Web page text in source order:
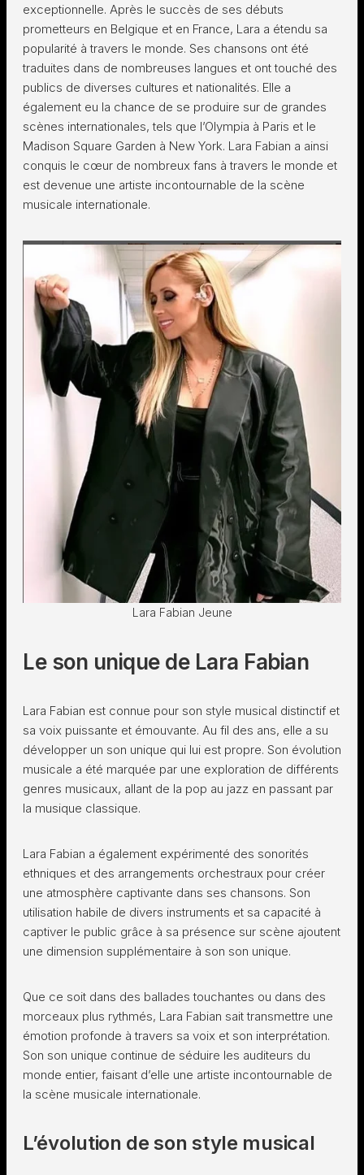
exceptionnelle. Après le succès de ses débuts
prometteurs en Belgique et en France, Lara a étendu sa
popularité à travers le monde. Ses chansons ont été
traduites dans de nombreuses langues et ont touché des
publics de diverses cultures et nationalités. Elle a
également eu la chance de se produire sur de grandes
scènes internationales, tels que l’Olympia à Paris et le
Madison Square Garden à New York. Lara Fabian a ainsi
conquis le cœur de nombreux fans à travers le monde et
est devenue une artiste incontournable de la scène
musicale internationale.
Lara Fabian Jeune
Le son unique de Lara Fabian
Lara Fabian est connue pour son style musical distinctif et
sa voix puissante et émouvante. Au fil des ans, elle a su
développer un son unique qui lui est propre. Son évolution
musicale a été marquée par une exploration de différents
genres musicaux, allant de la pop au jazz en passant par
la musique classique.
Lara Fabian a également expérimenté des sonorités
ethniques et des arrangements orchestraux pour créer
une atmosphère captivante dans ses chansons. Son
utilisation habile de divers instruments et sa capacité à
captiver le public grâce à sa présence sur scène ajoutent
une dimension supplémentaire à son son unique.
Que ce soit dans des ballades touchantes ou dans des
morceaux plus rythmés, Lara Fabian sait transmettre une
émotion profonde à travers sa voix et son interprétation.
Son son unique continue de séduire les auditeurs du
monde entier, faisant d’elle une artiste incontournable de
la scène musicale internationale.
L’évolution de son style musical